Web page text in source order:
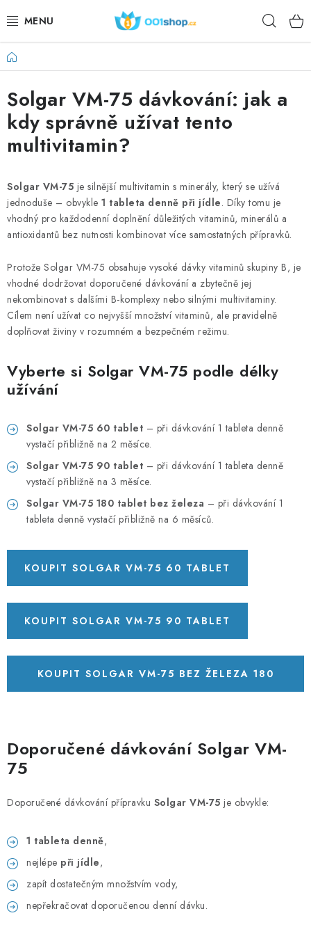
do
DOPLŇKY STRAVY
KOSMETYKI
SPORT
TEMATY
DZIAŁANIE
DÁRKY PRO ZDRAVÍ
PORADNA
Jak nakupovat
Natural Health Store
Słownik terminów
Mapa serwera
Moje zamówienie
Home
Solgar VM-75 dávkování: jak a
kdy správně užívat tento
multivitamin?
Solgar VM-75 je silnější multivitamin s minerály, který se užívá
jednoduše – obvykle 1 tableta denně při jídle. Díky tomu je
vhodný pro každodenní doplnění důležitých vitaminů, minerálů a
antioxidantů bez nutnosti kombinovat více samostatných přípravků.
Protože Solgar VM-75 obsahuje vysoké dávky vitaminů skupiny B, je
vhodné dodržovat doporučené dávkování a zbytečně jej
nekombinovat s dalšími B-komplexy nebo silnými multivitaminy.
Cílem není užívat co nejvyšší množství vitaminů, ale pravidelně
doplňovat živiny v rozumném a bezpečném režimu.
Vyberte si Solgar VM-75 podle délky
užívání
Solgar VM-75 60 tablet – při dávkování 1 tableta denně
vystačí přibližně na 2 měsíce.
Solgar VM-75 90 tablet – při dávkování 1 tableta denně
vystačí přibližně na 3 měsíce.
Solgar VM-75 180 tablet bez železa – při dávkování 1
tableta denně vystačí přibližně na 6 měsíců.
KOUPIT SOLGAR VM-75 60 TABLET
KOUPIT SOLGAR VM-75 90 TABLET
KOUPIT SOLGAR VM-75 BEZ ŽELEZA 180
Doporučené dávkování Solgar VM-
75
Doporučené dávkování přípravku Solgar VM-75 je obvykle:
1 tableta denně,
nejlépe při jídle,
zapít dostatečným množstvím vody,
nepřekračovat doporučenou denní dávku.